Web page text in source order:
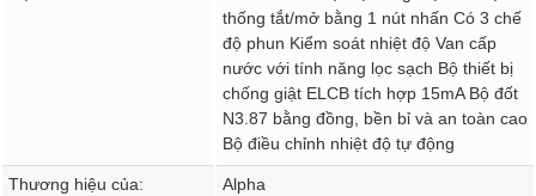
thống tắt/mở bằng 1 nút nhấn Có 3 chế
độ phun Kiểm soát nhiệt độ Van cấp
nước với tính năng lọc sạch Bộ thiết bị
chống giật ELCB tích hợp 15mA Bộ đốt
N3.87 bằng đồng, bền bỉ và an toàn cao
Bộ điều chỉnh nhiệt độ tự động
Thương hiệu của: Alpha